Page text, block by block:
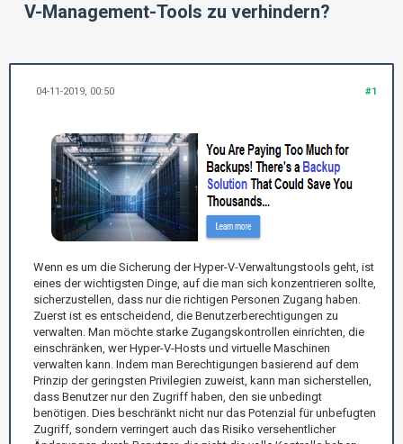
V-Management-Tools zu verhindern?
#1
04-11-2019, 00:50
Wenn es um die Sicherung der Hyper-V-Verwaltungstools geht, ist
eines der wichtigsten Dinge, auf die man sich konzentrieren sollte,
sicherzustellen, dass nur die richtigen Personen Zugang haben.
Zuerst ist es entscheidend, die Benutzerberechtigungen zu
verwalten. Man möchte starke Zugangskontrollen einrichten, die
einschränken, wer Hyper-V-Hosts und virtuelle Maschinen
verwalten kann. Indem man Berechtigungen basierend auf dem
Prinzip der geringsten Privilegien zuweist, kann man sicherstellen,
dass Benutzer nur den Zugriff haben, den sie unbedingt
benötigen. Dies beschränkt nicht nur das Potenzial für unbefugten
Zugriff, sondern verringert auch das Risiko versehentlicher